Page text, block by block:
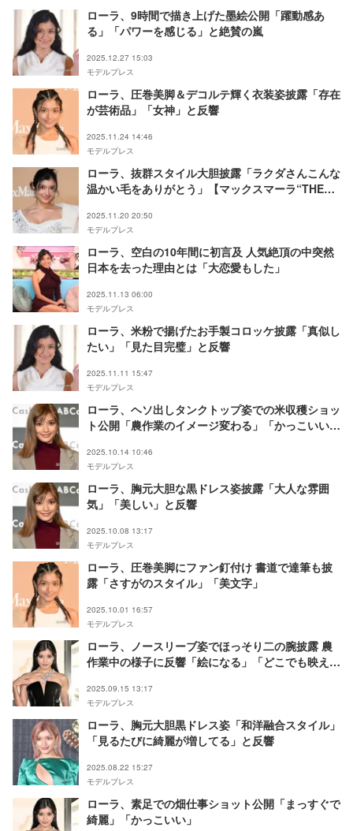
ローラ、9時間で描き上げた墨絵公開「躍動感あ
る」「パワーを感じる」と絶賛の嵐
2025.12.27 15:03
モデルプレス
ローラ、圧巻美脚＆デコルテ輝く衣装姿披露「存在
が芸術品」「女神」と反響
2025.11.24 14:46
モデルプレス
ローラ、抜群スタイル大胆披露「ラクダさんこんな
温かい毛をありがとう」【マックスマーラ“THE
2025.11.20 20:50
モデルプレス
ローラ、空白の10年間に初言及 人気絶頂の中突然
日本を去った理由とは「大恋愛もした」
2025.11.13 06:00
モデルプレス
ローラ、米粉で揚げたお手製コロッケ披露「真似し
たい」「見た目完璧」と反響
2025.11.11 15:47
モデルプレス
ローラ、ヘソ出しタンクトップ姿での米収穫ショッ
ト公開「農作業のイメージ変わる」「かっこいい」
2025.10.14 10:46
モデルプレス
ローラ、胸元大胆な黒ドレス姿披露「大人な雰囲
気」「美しい」と反響
2025.10.08 13:17
モデルプレス
ローラ、圧巻美脚にファン釘付け 書道で達筆も披
露「さすがのスタイル」「美文字」
2025.10.01 16:57
モデルプレス
ローラ、ノースリーブ姿でほっそり二の腕披露 農
作業中の様子に反響「絵になる」「どこでも映えて
2025.09.15 13:17
モデルプレス
ローラ、胸元大胆黒ドレス姿「和洋融合スタイル」
「見るたびに綺麗が増してる」と反響
2025.08.22 15:27
モデルプレス
ローラ、素足での畑仕事ショット公開「まっすぐで
綺麗」「かっこいい」